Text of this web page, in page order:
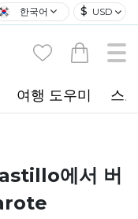
한국어 $ USD
여행 도우미 스
에서 버